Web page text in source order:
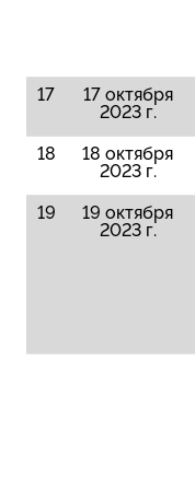
17
17 октября
2023 г.
18
18 октября
2023 г.
19
19 октября
2023 г.